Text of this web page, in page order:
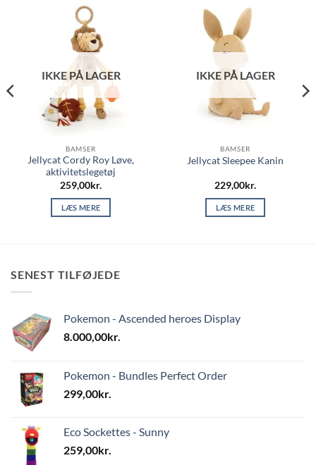
IKKE PÅ LAGER
BAMSER
Jellycat Cordy Roy Løve,
aktivitetslegetøj
259,00kr.
LÆS MERE
IKKE PÅ LAGER
BAMSER
Jellycat Sleepee Kanin
229,00kr.
LÆS MERE
SENEST TILFØJEDE
Pokemon - Ascended heroes Display
8.000,00kr.
Pokemon - Bundles Perfect Order
299,00kr.
Eco Sockettes - Sunny
259,00kr.